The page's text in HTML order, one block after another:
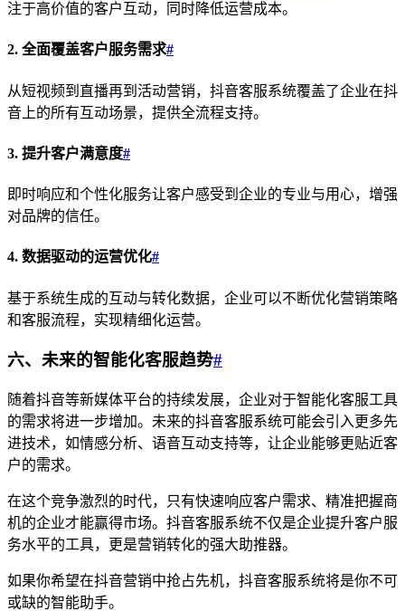
注于高价值的客户互动，同时降低运营成本。
2. 全面覆盖客户服务需求#
从短视频到直播再到活动营销，抖音客服系统覆盖了企业在抖
音上的所有互动场景，提供全流程支持。
3. 提升客户满意度#
即时响应和个性化服务让客户感受到企业的专业与用心，增强
对品牌的信任。
4. 数据驱动的运营优化#
基于系统生成的互动与转化数据，企业可以不断优化营销策略
和客服流程，实现精细化运营。
六、未来的智能化客服趋势#
随着抖音等新媒体平台的持续发展，企业对于智能化客服工具
的需求将进一步增加。未来的抖音客服系统可能会引入更多先
进技术，如情感分析、语音互动支持等，让企业能够更贴近客
户的需求。
在这个竞争激烈的时代，只有快速响应客户需求、精准把握商
机的企业才能赢得市场。抖音客服系统不仅是企业提升客户服
务水平的工具，更是营销转化的强大助推器。
如果你希望在抖音营销中抢占先机，抖音客服系统将是你不可
或缺的智能助手。